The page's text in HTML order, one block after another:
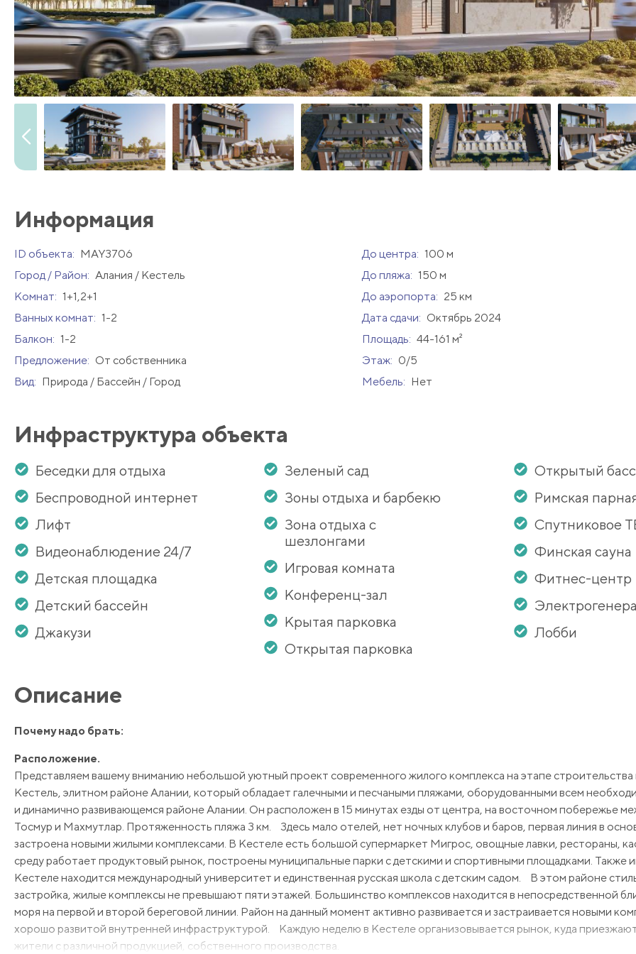
Информация
ID объекта: MAY3706 До центра: 100 м
Город / Район: Алания / Кестель До пляжа: 150 м
Комнат: 1+1,2+1 До аэропорта: 25 км
Ванных комнат: 1-2 Дата сдачи: Октябрь 2024
Балкон: 1-2 Площадь: 44-161 м²
Предложение: От собственника Этаж: 0/5
Вид: Природа / Бассейн / Город Мебель: Нет
Инфраструктура объекта
Беседки для отдыха
Беспроводной интернет
Лифт
Видеонаблюдение 24/7
Детская площадка
Детский бассейн
Джакузи
Зеленый сад
Зоны отдыха и барбекю
Зона отдыха с
шезлонгами
Игровая комната
Конференц-зал
Крытая парковка
Открытая парковка
Открытый
Римская
Спутниковое
Финская сауна
Фитнес-центр
Лобби
Описание
Почему надо брать:
Расположение.
Представляем вашему вниманию небольшой уютный проект современного жилого комплекса на этапе строительства
Кестель, элитном районе Алании, который обладает галечными и песчаными пляжами, оборудованными всем
и динамично развивающемся районе Алании. Он расположен в 15 минутах езды от центра, на восточном побережье
Тосмур и Махмутлар. Протяженность пляжа 3 км. Здесь мало отелей, нет ночных клубов и баров, первая линия в
застроена новыми жилыми комплексами. В Кестеле есть большой супермаркет Мигрос, овощные лавки, рестораны,
среду работает продуктовый рынок, построены муниципальные парки с детскими и спортивными площадками. Также
Кестеле находится международный университет и единственная русская школа с детским садом. В этом районе
застройка, жилые комплексы не превышают пяти этажей. Большинство комплексов находится в непосредственной
моря на первой и второй береговой линии. Район на данный момент активно развивается и застраивается новыми
хорошо развитой внутренней инфраструктурой. Каждую неделю в Кестеле организовывается рынок, куда
жители с различной продукцией, собственного производства.